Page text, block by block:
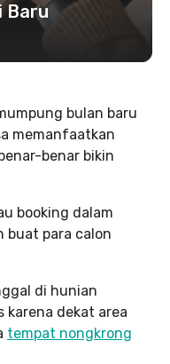
Baru
bulan baru
memanfaatkan
benar bikin
booking dalam
buat para calon
di hunian
karena dekat area
tempat nongkrong